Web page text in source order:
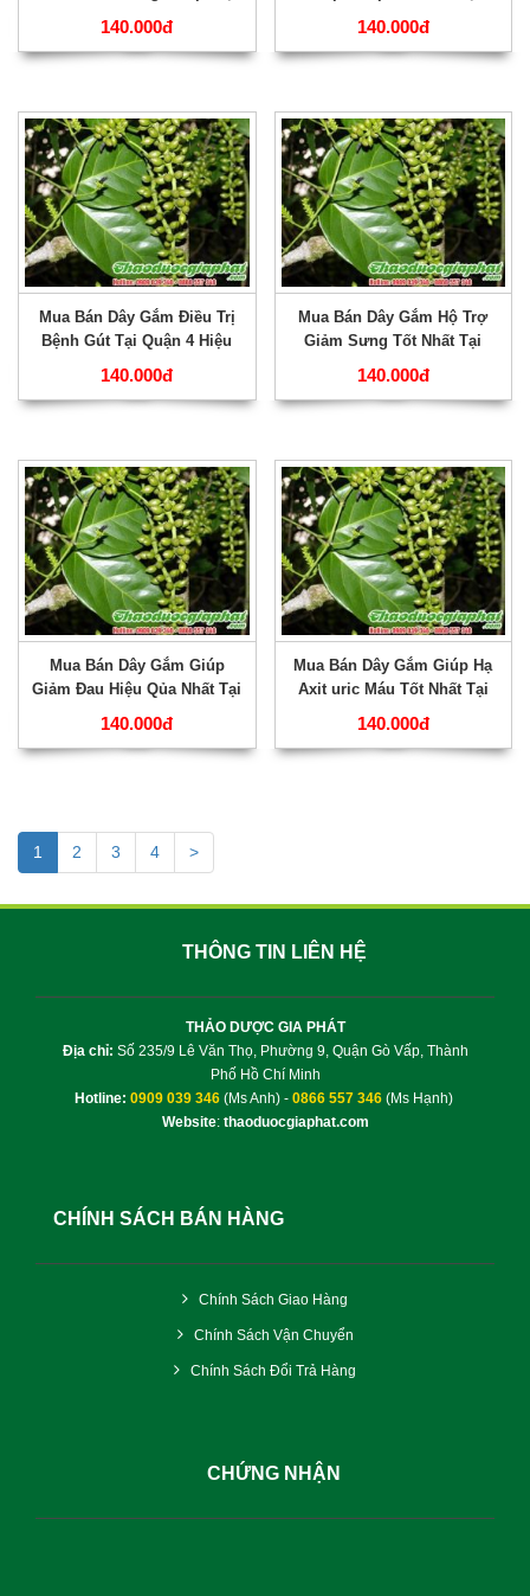
Qủa Nhất Tại Quận 6 ???
140.000đ
Quận 5 ???
140.000đ
Mua Bán Dây Gắm Điều Trị
Bệnh Gút Tại Quận 4 Hiệu
Qủa Nhất ???
140.000đ
Mua Bán Dây Gắm Hộ Trợ
Giảm Sưng Tốt Nhất Tại
Quận 3 ???
140.000đ
Mua Bán Dây Gắm Giúp
Giảm Đau Hiệu Qủa Nhất Tại
140.000đ
Mua Bán Dây Gắm Giúp Hạ
Axit uric Máu Tốt Nhất Tại
140.000đ
1 2 3 4 >
THÔNG TIN LIÊN HỆ
THẢO DƯỢC GIA PHÁT
Địa chỉ: Số 235/9 Lê Văn Thọ, Phường 9, Quận Gò Vấp, Thành
Phố Hồ Chí Minh
Hotline: 0909 039 346 (Ms Anh) - 0866 557 346(Ms Hạnh)
Website: thaoduocgiaphat.com
CHÍNH SÁCH BÁN HÀNG
Chính Sách Giao Hàng
Chính Sách Vận Chuyển
Chính Sách Đổi Trả Hàng
CHỨNG NHẬN